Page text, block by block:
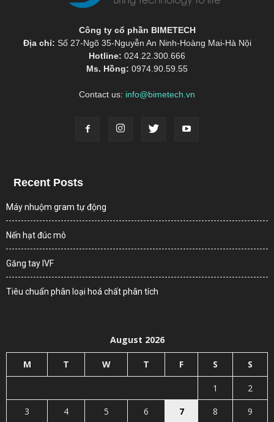
Công ty cổ phần BIMETECH
Địa chỉ: Số 27-Ngõ 35-Nguyễn An Ninh-Hoàng Mai-Hà Nội
Hotline: 024.22.300.666
Ms. Hồng: 0974.90.59.55
Contact us: info@bimetech.vn
Recent Posts
Máy nhuộm gram tự động
Nến hạt đúc mô
Găng tay IVF
Tiêu chuẩn phân loại hoá chất phân tích
August 2026
M T W T F S S
1
2
3
4 5 6 7 8 9